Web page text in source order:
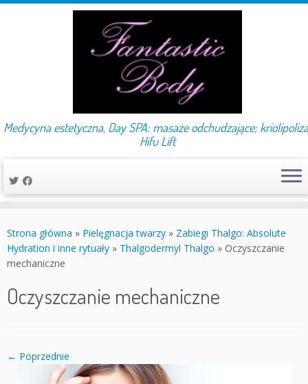
do
treści
Medycyna estetyczna, Day SPA: masaże odchudzające;
Hifu Lift
Strona główna » Pielęgnacja twarzy » Zabiegi Thalgo: Absolute
Hydration i inne rytuały » Thalgodermyl Thalgo » Oczyszczanie
mechaniczne
Oczyszczanie mechaniczne
← Poprzednie